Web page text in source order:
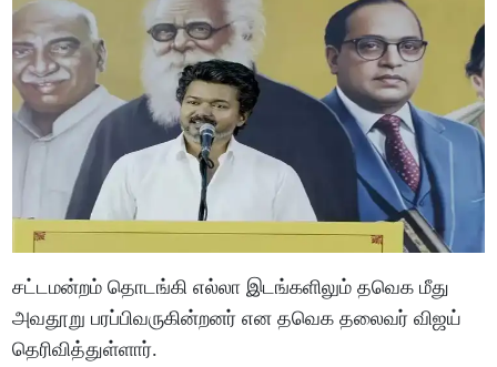
சட்டமன்றம் தொடங்கி எல்லா இடங்களிலும் தவெக மீது
அவதூறு பரப்பிவருகின்றனர் என தவெக தலைவர் விஜய்
தெரிவித்துள்ளார்.